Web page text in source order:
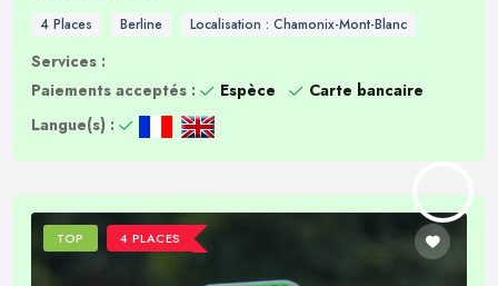
4 Places Berline Localisation : Chamonix-Mont-Blanc
Services :
Paiements acceptés :
Espèce
Carte bancaire
Langue(s) :
TOP 4 PLACES